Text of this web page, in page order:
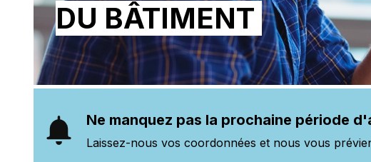
DU BÂTIMENT
Ne manquez pas la prochaine période
Laissez-nous vos coordonnées et nous vous